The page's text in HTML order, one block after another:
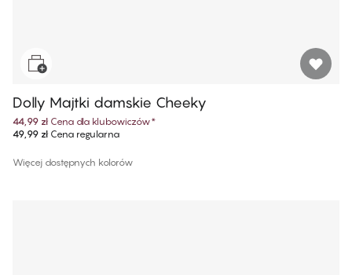
Dolly Majtki damskie Cheeky
44,99 zł Cena dla klubowiczów*
49,99 złCena regularna
Więcej dostępnych kolorów